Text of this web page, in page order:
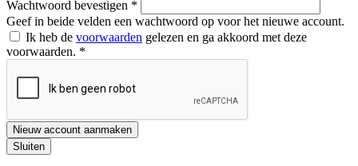
Wachtwoord bevestigen *
Geef in beide velden een wachtwoord op voor het nieuwe account.
Ik heb de voorwaarden gelezen en ga akkoord met deze
voorwaarden. *
Nieuw account aanmaken
Sluiten